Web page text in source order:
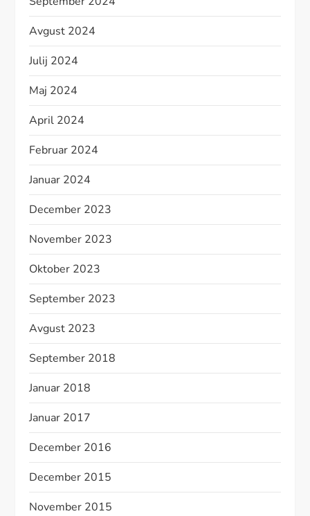
Avgust 2024
Julij 2024
Maj 2024
April 2024
Februar 2024
Januar 2024
December 2023
November 2023
Oktober 2023
September 2023
Avgust 2023
September 2018
Januar 2018
Januar 2017
December 2016
December 2015
November 2015